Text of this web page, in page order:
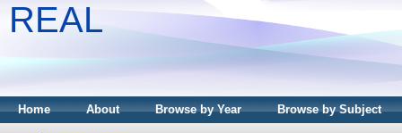
REAL
Home About Browse by Year Browse by Subject